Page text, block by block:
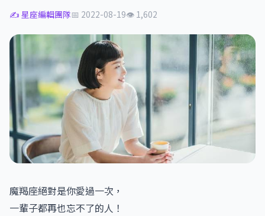
✍️ 星座編輯團隊📅 2022-08-19👁 1,602
魔羯座絕對是你愛過一次，
一輩子都再也忘不了的人！